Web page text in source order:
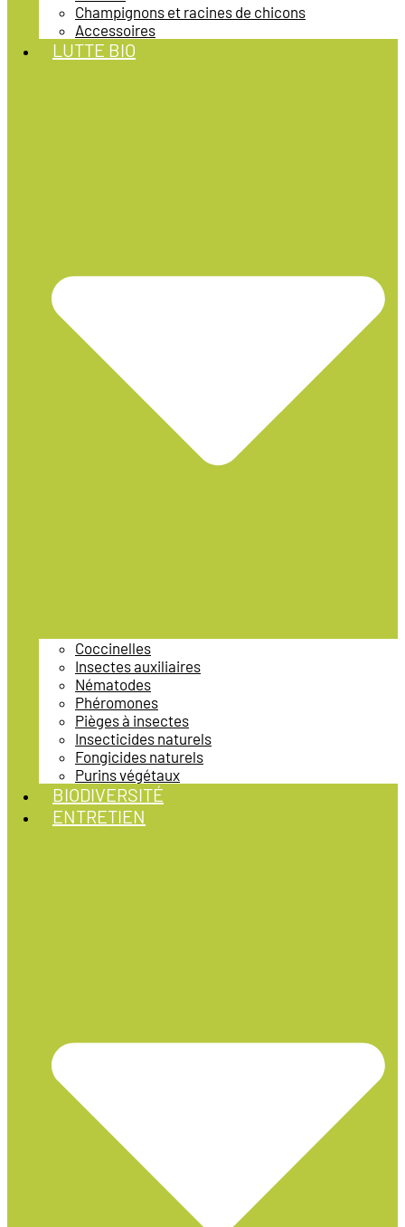
Champignons et racines de chicons
Accessoires
LUTTE BIO
Coccinelles
Insectes auxiliaires
Nématodes
Phéromones
Pièges à insectes
Insecticides naturels
Fongicides naturels
Purins végétaux
BIODIVERSITÉ
ENTRETIEN